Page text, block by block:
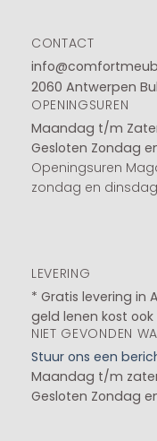
CONTACT
2060 Antwerpen
OPENINGSUREN
Maandag t/m
Gesloten Zondag
Openingsuren
zondag en dinsdag
LEVERING
* Gratis levering in
geld lenen kost
NIET GEVONDEN
Stuur ons een
Maandag t/m
Gesloten Zondag